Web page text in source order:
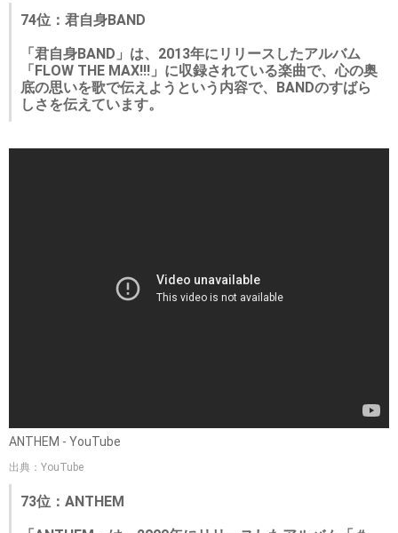
74位：君自身BAND
「君自身BAND」は、2013年にリリースしたアルバム
「FLOW THE MAX!!!」に収録されている楽曲で、心の奥
底の思いを歌で伝えようという内容で、BANDのすばら
しさを伝えています。
ANTHEM - YouTube
出典：YouTube
73位：ANTHEM